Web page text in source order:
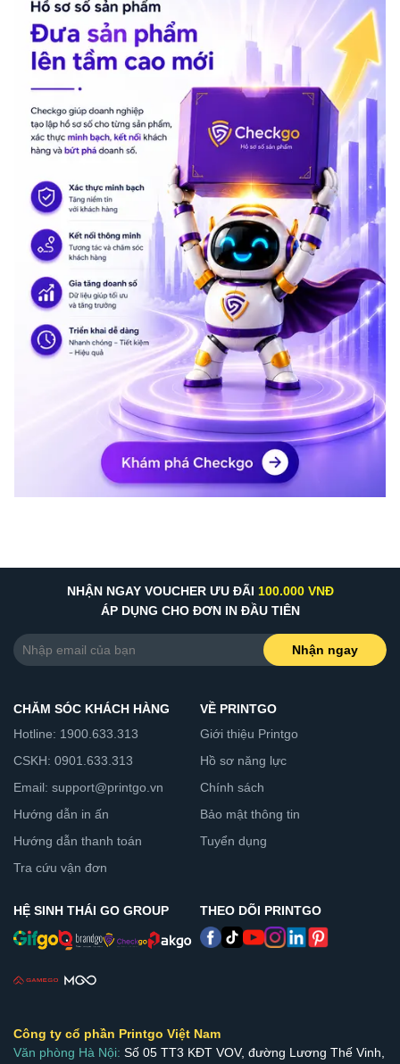
NHẬN NGAY VOUCHER ƯU ĐÃI 100.000 VNĐ
ÁP DỤNG CHO ĐƠN IN ĐẦU TIÊN
Nhận ngay
CHĂM SÓC KHÁCH HÀNG
Hotline: 1900.633.313
CSKH: 0901.633.313
Email: support@printgo.vn
Hướng dẫn in ấn
Hướng dẫn thanh toán
Tra cứu vận đơn
VỀ PRINTGO
Giới thiệu Printgo
Hồ sơ năng lực
Chính sách
Bảo mật thông tin
Tuyển dụng
HỆ SINH THÁI GO GROUP THEO DÕI PRINTGO
Công ty cổ phần Printgo Việt Nam
Văn phòng Hà Nội: Số 05 TT3 KĐT VOV, đường Lương Thế Vinh,